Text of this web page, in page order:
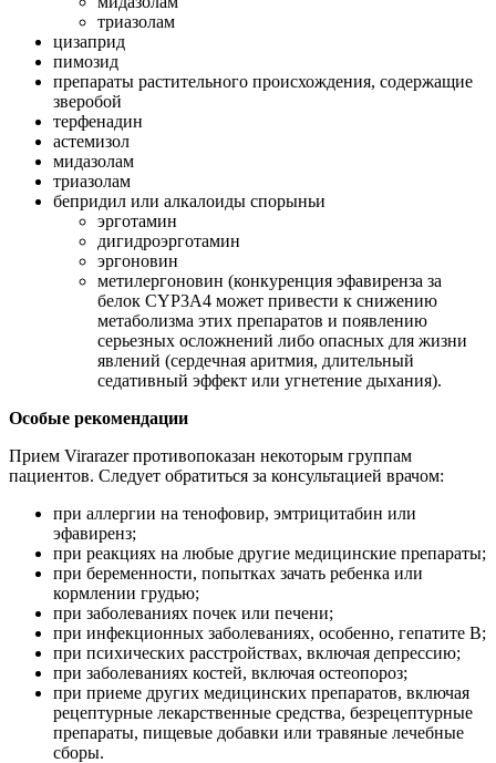
триазолам
цизаприд
пимозид
препараты растительного происхождения, содержащие
зверобой
терфенадин
астемизол
мидазолам
триазолам
бепридил или алкалоиды спорыньи
эрготамин
дигидроэрготамин
эргоновин
метилергоновин (конкуренция эфавиренза за
белок CYP3A4 может привести к снижению
метаболизма этих препаратов и появлению
серьезных осложнений либо опасных для жизни
явлений (сердечная аритмия, длительный
седативный эффект или угнетение дыхания).
Особые рекомендации
Прием Virarazer противопоказан некоторым группам
пациентов. Следует обратиться за консультацией врачом:
при аллергии на тенофовир, эмтрицитабин или
эфавиренз;
при реакциях на любые другие медицинские препараты;
при беременности, попытках зачать ребенка или
кормлении грудью;
при заболеваниях почек или печени;
при инфекционных заболеваниях, особенно, гепатите B;
при психических расстройствах, включая депрессию;
при заболеваниях костей, включая остеопороз;
при приеме других медицинских препаратов, включая
рецептурные лекарственные средства, безрецептурные
препараты, пищевые добавки или травяные лечебные
сборы.